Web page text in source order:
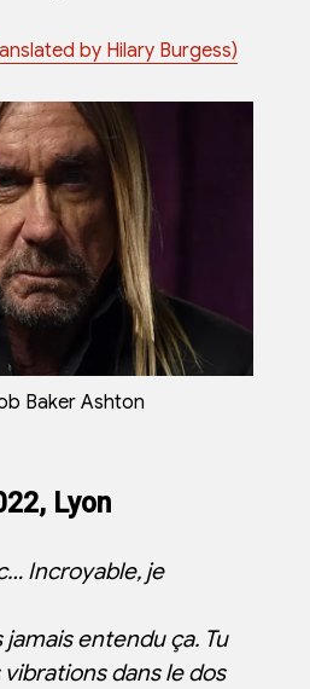
by Hilary Burgess)
Baker Ashton
Lyon
Incroyable, je
jamais entendu ça. Tu
dans le dos